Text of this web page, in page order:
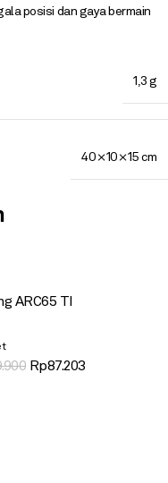
posisi dan gaya bermain
1,3 g
40 × 10 × 15 cm
ARC65 TI
Rp87.203